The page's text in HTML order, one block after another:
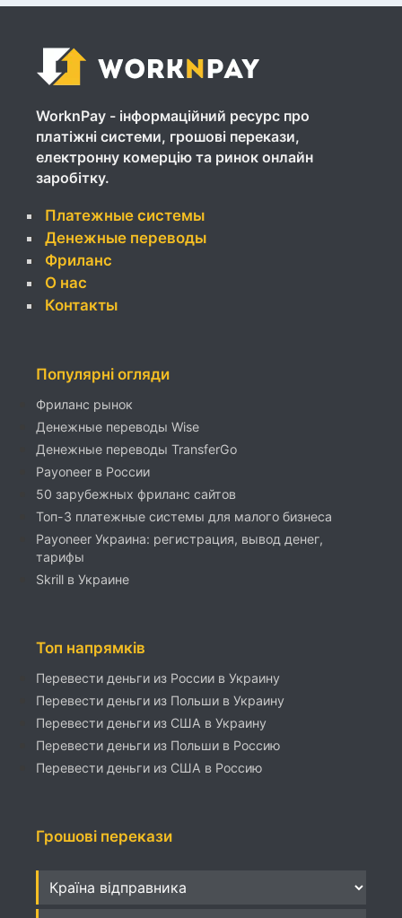
WorknPay - інформаційний ресурс про
платіжні системи, грошові перекази,
електронну комерцію та ринок онлайн
заробітку.
Платежные системы
Денежные переводы
Фриланс
О нас
Контакты
Популярні огляди
Фриланс рынок
Денежные переводы Wise
Денежные переводы TransferGo
Payoneer в России
50 зарубежных фриланс сайтов
Топ-3 платежные системы для малого бизнеса
Payoneer Украина: регистрация, вывод денег,
тарифы
Skrill в Украине
Топ напрямків
Перевести деньги из России в Украину
Перевести деньги из Польши в Украину
Перевести деньги из США в Украину
Перевести деньги из Польши в Россию
Перевести деньги из США в Россию
Грошові перекази